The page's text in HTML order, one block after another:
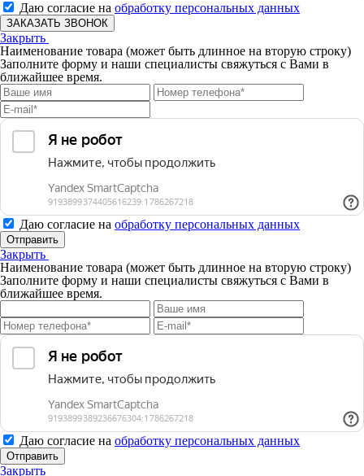
Даю согласие на обработку персональных данных
ЗАКАЗАТЬ ЗВОНОК
Закрыть
Наименование товара (может быть длинное на вторую строку)
Заполните форму и наши специалисты свяжуться с Вами в
ближайшее время.
Даю согласие на обработку персональных данных
Отправить
Закрыть
Наименование товара (может быть длинное на вторую строку)
Заполните форму и наши специалисты свяжуться с Вами в
ближайшее время.
Даю согласие на обработку персональных данных
Отправить
Закрыть